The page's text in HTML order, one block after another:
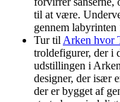
til at være.
gennem
Tur til Arken hvor
troldefigurer, der i
udstillingen i
designer, der især
der er bygget af